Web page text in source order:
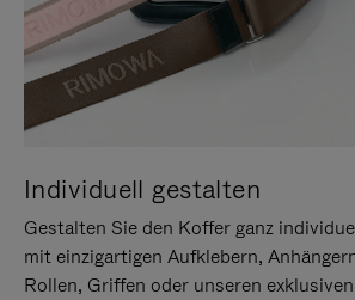
Individuell gestalten
Gestalten Sie den Koffer ganz
mit einzigartigen Aufklebern,
Rollen, Griffen oder unseren exklusiven